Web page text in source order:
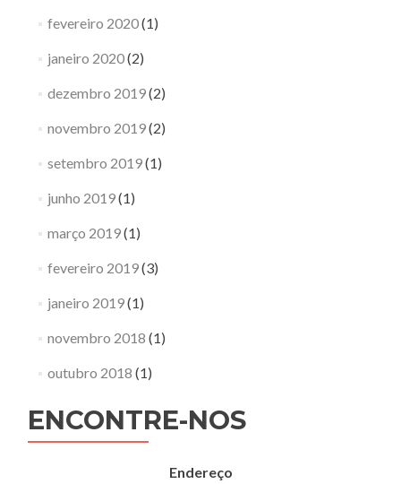
fevereiro 2020(1)
janeiro 2020(2)
dezembro 2019(2)
novembro 2019(2)
setembro 2019(1)
junho 2019(1)
março 2019(1)
fevereiro 2019(3)
janeiro 2019(1)
novembro 2018 (1)
outubro 2018 (1)
ENCONTRE-NOS
Endereço